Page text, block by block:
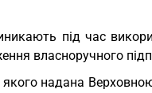
під час
власноручного
надана